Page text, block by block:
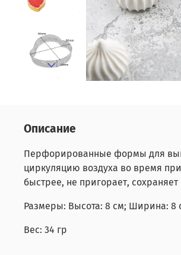
Описание
Перфорированные формы для
циркуляцию воздуха во время
быстрее, не пригорает,
Размеры: Высота: 8 см; Ширина: 8
Вес: 34 гр